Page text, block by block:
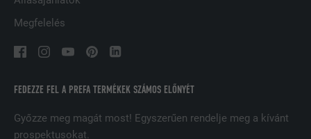
FEDEZZE FEL A PREFA TERMÉKEK SZÁMOS ELŐNYÉT
Győzze meg magát most! Egyszerűen rendelje meg a kívánt
prospektusokat.
Megfelelés
SZOLGÁLTATÓ
CÉL
A többes webhelyek látogatóinak
a céllal, hogy jól illeszkedő hirdetéseket